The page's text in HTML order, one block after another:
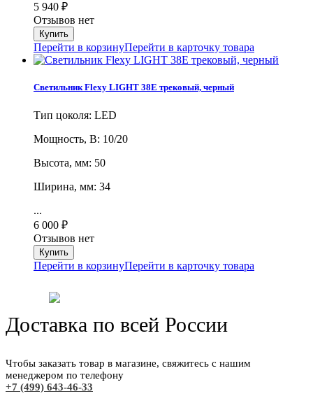
5 940 ₽
Отзывов нет
Перейти в корзинуПерейти в карточку товара
Светильник Flexy LIGHT 38E трековый, черный
Тип цоколя: LED
Мощность, В: 10/20
Высота, мм: 50
Ширина, мм: 34
...
6 000 ₽
Отзывов нет
Перейти в корзинуПерейти в карточку товара
Доставка по всей России
Чтобы заказать товар в магазине, свяжитесь с нашим
менеджером по телефону
+7 (499) 643-46-33